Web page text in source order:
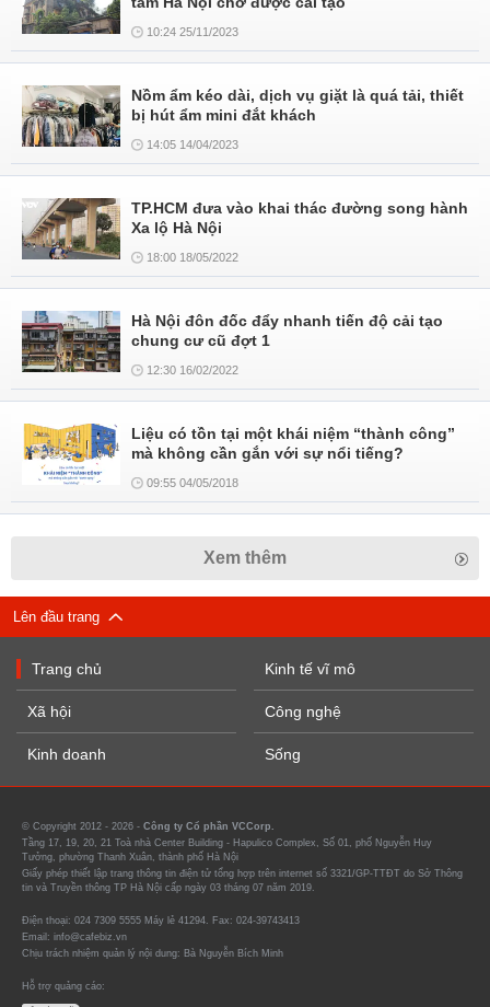
10:24 25/11/2023
Nồm ẩm kéo dài, dịch vụ giặt là quá tải, thiết
bị hút ẩm mini đắt khách
14:05 14/04/2023
TP.HCM đưa vào khai thác đường song hành
Xa lộ Hà Nội
18:00 18/05/2022
Hà Nội đôn đốc đẩy nhanh tiến độ cải tạo
chung cư cũ đợt 1
12:30 16/02/2022
Liệu có tồn tại một khái niệm “thành công”
mà không cần gắn với sự nổi tiếng?
09:55 04/05/2018
Xem thêm
Lên đầu trang
Trang chủ
Xã hội
Kinh doanh
Kinh tế vĩ mô
Công nghệ
Sống
© Copyright 2012 - 2026 - Công ty Cổ phần VCCorp.
Tầng 17, 19, 20, 21 Toà nhà Center Building - Hapulico Complex, Số 01, phố Nguyễn Huy
Tưởng, phường Thanh Xuân, thành phố Hà Nội
Giấy phép thiết lập trang thông tin điện tử tổng hợp trên internet số 3321/GP-TTĐT do Sở Thông
tin và Truyền thông TP Hà Nội cấp ngày 03 tháng 07 năm 2019.
Điện thoại: 024 7309 5555 Máy lẻ 41294. Fax: 024-39743413
Email: info@cafebiz.vn
Chịu trách nhiệm quản lý nội dung: Bà Nguyễn Bích Minh
Hỗ trợ quảng cáo: